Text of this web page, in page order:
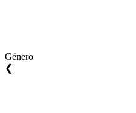
Género
❮